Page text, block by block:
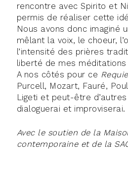
rencontre avec Spirito et
permis de réaliser cette
Nous avons donc imaginé
mêlant la voix, le choeur,
l’intensité des prières
liberté de mes méditations
A nos côtés pour ce
Purcell, Mozart, Fauré,
Ligeti et peut-être
dialoguerai et improviserai.
Avec le soutien de la
contemporaine et de la